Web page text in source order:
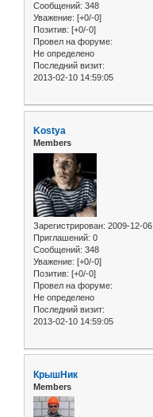
Сообщений: 348
Уважение: [+0/-0]
Позитив: [+0/-0]
Провел на форуме:
Не определено
Последний визит:
2013-02-10 14:59:05
Kostya
Members
Зарегистрирован: 2009-12-06
Приглашений: 0
Сообщений: 348
Уважение: [+0/-0]
Позитив: [+0/-0]
Провел на форуме:
Не определено
Последний визит:
2013-02-10 14:59:05
КрышНик
Members